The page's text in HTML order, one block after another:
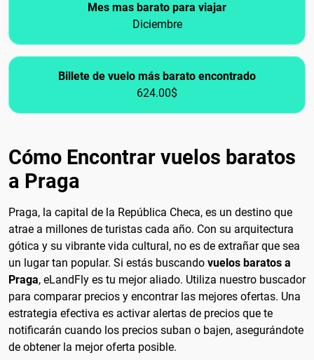
Mes mas barato para viajar
Diciembre
Billete de vuelo más barato encontrado
624.00$
Cómo Encontrar vuelos baratos
a Praga
Praga, la capital de la República Checa, es un destino que
atrae a millones de turistas cada año. Con su arquitectura
gótica y su vibrante vida cultural, no es de extrañar que sea
un lugar tan popular. Si estás buscando vuelos baratos a
Praga, eLandFly es tu mejor aliado. Utiliza nuestro buscador
para comparar precios y encontrar las mejores ofertas. Una
estrategia efectiva es activar alertas de precios que te
notificarán cuando los precios suban o bajen, asegurándote
de obtener la mejor oferta posible.